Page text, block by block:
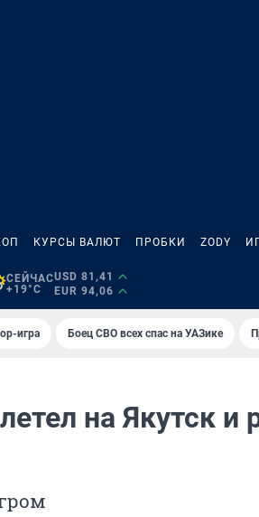
КУРСЫ ВАЛЮТ ПРОБКИ ZODY
СЕЙЧАС
+19°C
USD 81,41
EUR 94,06
игра Боец СВО всех спас на УАЗике
на Якутск и